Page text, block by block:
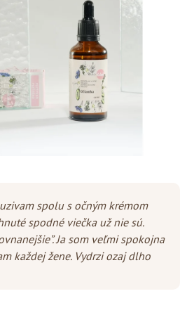
spolu s očným krémom
spodné viečka už nie sú.
Ja som veľmi spokojna
každej žene. Vydrzi ozaj dlho